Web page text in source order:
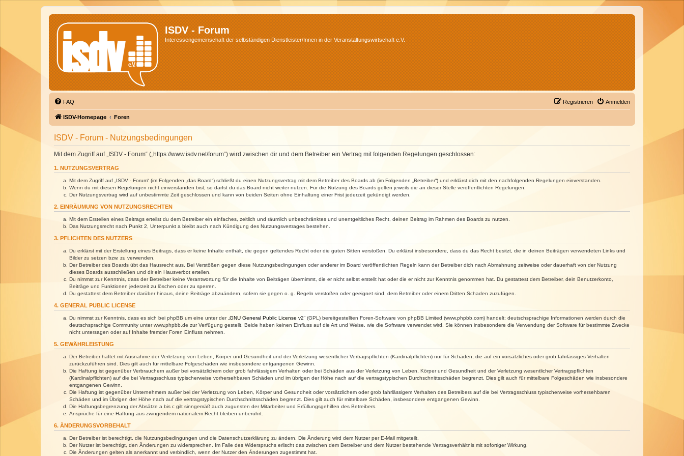
ISDV - Forum
Interessengemeinschaft der selbständigen Dienstleister/Innen in der Veranstaltungswirtschaft e.V.
FAQ Anmelden
Registrieren
ISDV-Homepage Foren
ISDV - Forum - Nutzungsbedingungen
Mit dem Zugriff auf „ISDV - Forum“ („https://www.isdv.net/forum“) wird zwischen dir und dem Betreiber ein Vertrag mit folgenden Regelungen geschlossen:
1. NUTZUNGSVERTRAG
Mit dem Zugriff auf „ISDV - Forum“ (im Folgenden „das Board“) schließt du einen Nutzungsvertrag mit dem Betreiber des Boards ab (im Folgenden „Betreiber“) und erklärst dich mit den nachfolgenden Regelungen einverstanden.
Wenn du mit diesen Regelungen nicht einverstanden bist, so darfst du das Board nicht weiter nutzen. Für die Nutzung des Boards gelten jeweils die an dieser Stelle veröffentlichten Regelungen.
Der Nutzungsvertrag wird auf unbestimmte Zeit geschlossen und kann von beiden Seiten ohne Einhaltung einer Frist jederzeit gekündigt werden.
2. EINRÄUMUNG VON NUTZUNGSRECHTEN
Mit dem Erstellen eines Beitrags erteilst du dem Betreiber ein einfaches, zeitlich und räumlich unbeschränktes und unentgeltliches Recht, deinen Beitrag im Rahmen des Boards zu nutzen.
Das Nutzungsrecht nach Punkt 2, Unterpunkt a bleibt auch nach Kündigung des Nutzungsvertrages bestehen.
3. PFLICHTEN DES NUTZERS
Du erklärst mit der Erstellung eines Beitrags, dass er keine Inhalte enthält, die gegen geltendes Recht oder die guten Sitten verstoßen. Du erklärst insbesondere, dass du das Recht besitzt, die in deinen Beiträgen verwendeten Links und
Bilder zu setzen bzw. zu verwenden.
Der Betreiber des Boards übt das Hausrecht aus. Bei Verstößen gegen diese Nutzungsbedingungen oder anderer im Board veröffentlichten Regeln kann der Betreiber dich nach Abmahnung zeitweise oder dauerhaft von der Nutzung
dieses Boards ausschließen und dir ein Hausverbot erteilen.
Du nimmst zur Kenntnis, dass der Betreiber keine Verantwortung für die Inhalte von Beiträgen übernimmt, die er nicht selbst erstellt hat oder die er nicht zur Kenntnis genommen hat. Du gestattest dem Betreiber, dein Benutzerkonto,
Beiträge und Funktionen jederzeit zu löschen oder zu sperren.
Du gestattest dem Betreiber darüber hinaus, deine Beiträge abzuändern, sofern sie gegen o. g. Regeln verstoßen oder geeignet sind, dem Betreiber oder einem Dritten Schaden zuzufügen.
4. GENERAL PUBLIC LICENSE
Du nimmst zur Kenntnis, dass es sich bei phpBB um eine unter der „ GNU General Public License v2“ (GPL) bereitgestellten Foren-Software von phpBB Limited (www.phpbb.com) handelt; deutschsprachige Informationen werden durch die
deutschsprachige Community unter www.phpbb.de zur Verfügung gestellt. Beide haben keinen Einfluss auf die Art und Weise, wie die Software verwendet wird. Sie können insbesondere die Verwendung der Software für bestimmte Zwecke
nicht untersagen oder auf Inhalte fremder Foren Einfluss nehmen.
5. GEWÄHRLEISTUNG
Der Betreiber haftet mit Ausnahme der Verletzung von Leben, Körper und Gesundheit und der Verletzung wesentlicher Vertragspflichten (Kardinalpflichten) nur für Schäden, die auf ein vorsätzliches oder grob fahrlässiges Verhalten
zurückzuführen sind. Dies gilt auch für mittelbare Folgeschäden wie insbesondere entgangenen Gewinn.
Die Haftung ist gegenüber Verbrauchern außer bei vorsätzlichem oder grob fahrlässigem Verhalten oder bei Schäden aus der Verletzung von Leben, Körper und Gesundheit und der Verletzung wesentlicher Vertragspflichten
(Kardinalpflichten) auf die bei Vertragsschluss typischerweise vorhersehbaren Schäden und im übrigen der Höhe nach auf die vertragstypischen Durchschnittsschäden begrenzt. Dies gilt auch für mittelbare Folgeschäden wie insbesondere
entgangenen Gewinn.
Die Haftung ist gegenüber Unternehmern außer bei der Verletzung von Leben, Körper und Gesundheit oder vorsätzlichem oder grob fahrlässigem Verhalten des Betreibers auf die bei Vertragsschluss typischerweise vorhersehbaren
Schäden und im Übrigen der Höhe nach auf die vertragstypischen Durchschnittsschäden begrenzt. Dies gilt auch für mittelbare Schäden, insbesondere entgangenen Gewinn.
Die Haftungsbegrenzung der Absätze a bis c gilt sinngemäß auch zugunsten der Mitarbeiter und Erfüllungsgehilfen des Betreibers.
Ansprüche für eine Haftung aus zwingendem nationalem Recht bleiben unberührt.
6. ÄNDERUNGSVORBEHALT
Der Betreiber ist berechtigt, die Nutzungsbedingungen und die Datenschutzerklärung zu ändern. Die Änderung wird dem Nutzer per E-Mail mitgeteilt.
Der Nutzer ist berechtigt, den Änderungen zu widersprechen. Im Falle des Widerspruchs erlischt das zwischen dem Betreiber und dem Nutzer bestehende Vertragsverhältnis mit sofortiger Wirkung.
Die Änderungen gelten als anerkannt und verbindlich, wenn der Nutzer den Änderungen zugestimmt hat.